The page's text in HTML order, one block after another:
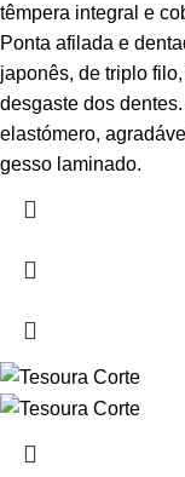
têmpera integral e
Ponta afilada e
japonês, de triplo
desgaste dos
elastómero,
gesso laminado.